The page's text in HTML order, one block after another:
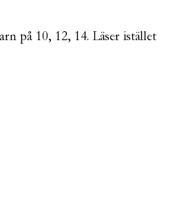
på 10, 12, 14. Läser istället